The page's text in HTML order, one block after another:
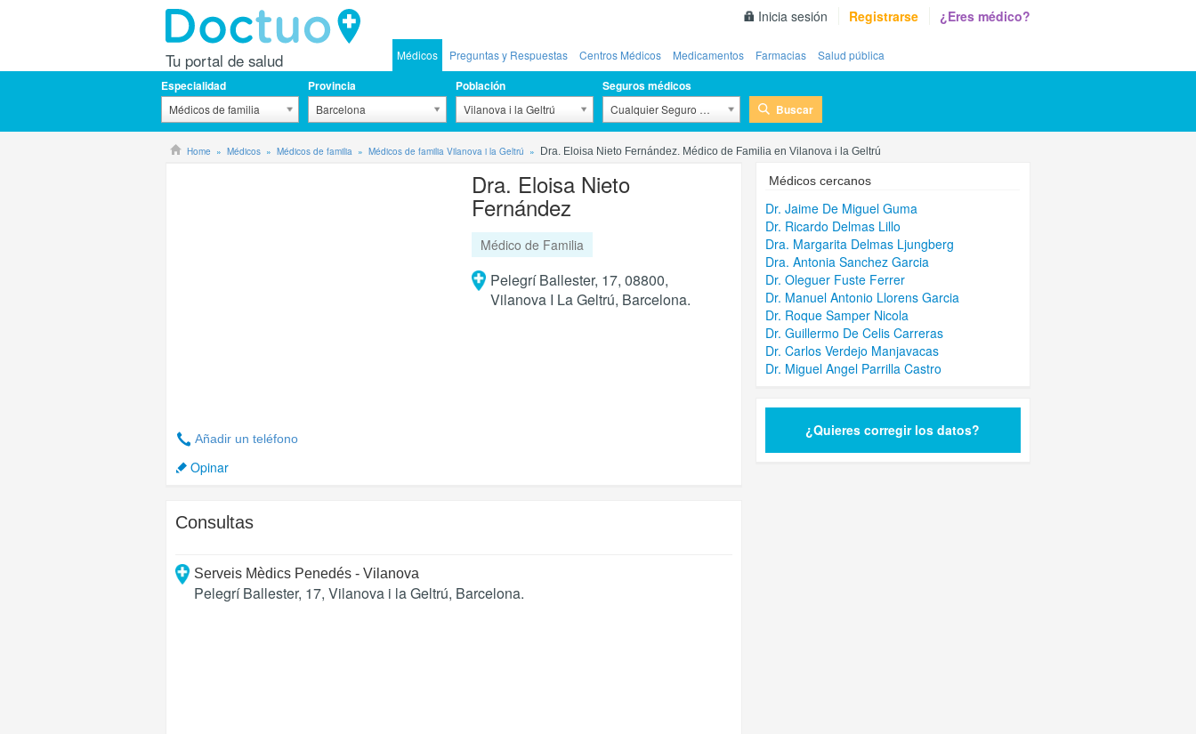
Tu portal de salud
Inicia sesión Registrarse ¿Eres médico?
Médicos Preguntas y Respuestas Centros Médicos Medicamentos Farmacias Salud pública
Especialidad
Médicos de familia
Provincia
Barcelona
Población
Vilanova i la Geltrú
Seguros médicos
Cualquier Seguro Médico Buscar
Home Médicos Médicos de familia Médicos de familia Vilanova i la Geltrú Dra. Eloisa Nieto Fernández. Médico de Familia en Vilanova i la Geltrú
Añadir un teléfono
Opinar
Dra. Eloisa Nieto
Fernández
Médico de Familia
Pelegrí Ballester, 17, 08800,
Vilanova I La Geltrú, Barcelona.
Consultas
Serveis Mèdics Penedés - Vilanova
Pelegrí Ballester, 17, Vilanova i la Geltrú, Barcelona.
Médicos cercanos
Dr. Jaime De Miguel Guma
Dr. Ricardo Delmas Lillo
Dra. Margarita Delmas Ljungberg
Dra. Antonia Sanchez Garcia
Dr. Oleguer Fuste Ferrer
Dr. Manuel Antonio Llorens Garcia
Dr. Roque Samper Nicola
Dr. Guillermo De Celis Carreras
Dr. Carlos Verdejo Manjavacas
Dr. Miguel Angel Parrilla Castro
¿Quieres corregir los datos?